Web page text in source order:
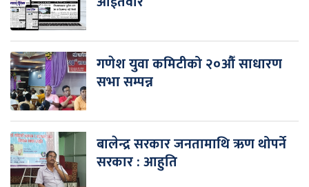
गणेश युवा कमिटीको २०औँ साधारण
सभा सम्पन्न
बालेन्द्र सरकार जनतामाथि ऋण थोपर्ने
सरकार : आहुति